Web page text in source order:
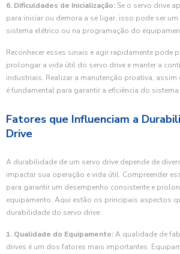
6. Dificuldades de Inicialização: Se o servo drive
para iniciar ou demora a se ligar, isso pode ser
sistema elétrico ou na programação do
Reconhecer esses sinais e agir rapidamente pode
prolongar a vida útil do servo drive e manter a
industriais. Realizar a manutenção proativa, assim
é fundamental para garantir a eficiência do
Fatores que Influenciam a
Drive
A durabilidade de um servo drive depende de
impactar sua operação e vida útil. Compreender
para garantir um desempenho consistente e
equipamento. Aqui estão os principais aspectos
durabilidade do servo drive:
1. Qualidade do Equipamento:A qualidade de
drives é um dos fatores mais importantes.